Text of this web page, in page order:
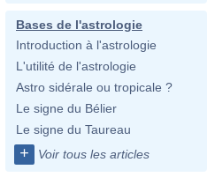
Bases de l'astrologie
Introduction à l'astrologie
L'utilité de l'astrologie
Astro sidérale ou tropicale ?
Le signe du Bélier
Le signe du Taureau
+ Voir tous les articles